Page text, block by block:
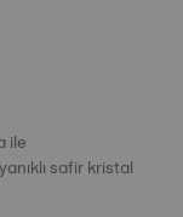
ile
safir kristal